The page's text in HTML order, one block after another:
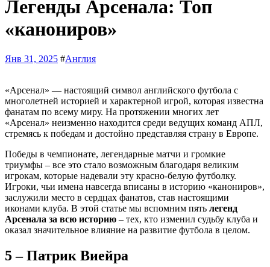
Легенды Арсенала: Топ
«канониров»
Янв 31, 2025 #Англия
«Арсенал» — настоящий символ английского футбола с
многолетней историей и характерной игрой, которая известна
фанатам по всему миру. На протяжении многих лет
«Арсенал» неизменно находится среди ведущих команд АПЛ,
стремясь к победам и достойно представляя страну в Европе.
Победы в чемпионате, легендарные матчи и громкие
триумфы – все это стало возможным благодаря великим
игрокам, которые надевали эту красно-белую футболку.
Игроки, чьи имена навсегда вписаны в историю «канониров»,
заслужили место в сердцах фанатов, став настоящими
иконами клуба. В этой статье мы вспомним пять легенд
Арсенала за всю историю – тех, кто изменил судьбу клуба и
оказал значительное влияние на развитие футбола в целом.
5 – Патрик Виейра